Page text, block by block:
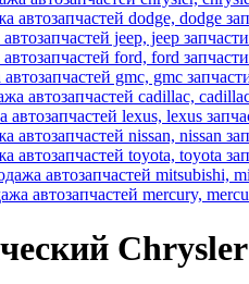
Chrysler